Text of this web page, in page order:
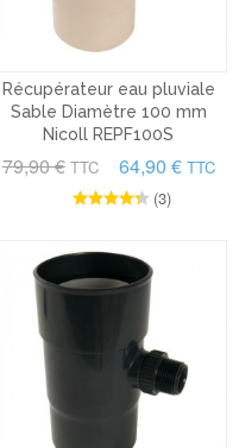
Récupérateur eau pluviale
Sable Diamètre 100 mm
Nicoll REPF100S
79,90 € TTC 64,90 € TTC
(3)